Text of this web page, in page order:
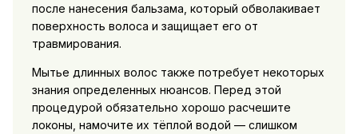
после нанесения бальзама, который обволакивает
поверхность волоса и защищает его от
травмирования.
Мытье длинных волос также потребует некоторых
знания определенных нюансов. Перед этой
процедурой обязательно хорошо расчешите
локоны, намочите их тёплой водой — слишком